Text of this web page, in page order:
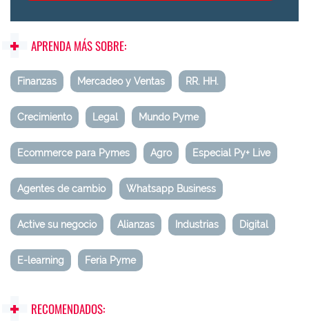
APRENDA MÁS SOBRE:
Finanzas Mercadeo y Ventas RR. HH.
Crecimiento Legal Mundo Pyme
Ecommerce para Pymes Agro Especial Py+ Live
Agentes de cambio Whatsapp Business
Active su negocio Alianzas Industrias Digital
E-learning Feria Pyme
RECOMENDADOS: